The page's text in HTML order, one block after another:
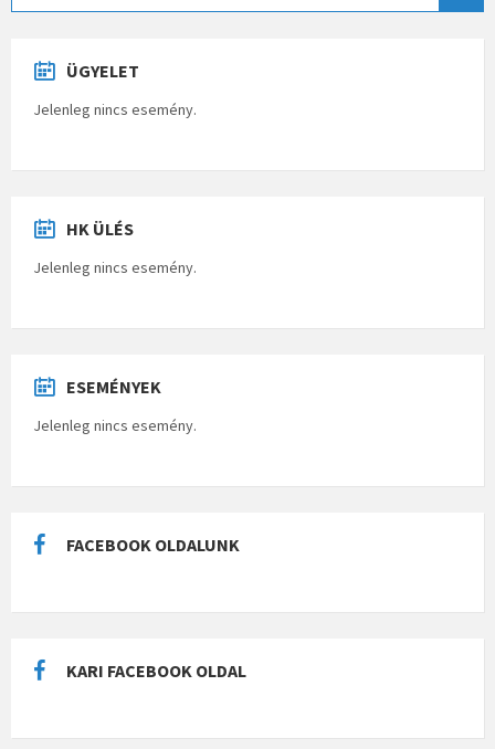
ÜGYELET
Jelenleg nincs esemény.
HK ÜLÉS
Jelenleg nincs esemény.
ESEMÉNYEK
Jelenleg nincs esemény.
FACEBOOK OLDALUNK
KARI FACEBOOK OLDAL